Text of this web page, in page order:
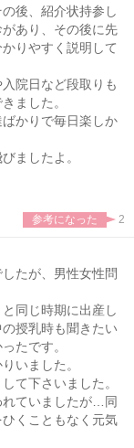
後、紹介状持参し
あり、その後に先
りやすく説明して
院日など段取りも
ました。
かりで毎日楽しか
ましたよ。
参考になった 2
たが、男性女性問
同じ時期に出産し
授乳時も聞きたい
たです。
いました。
て下さいました。
れていましたが…同
くこともなく元気